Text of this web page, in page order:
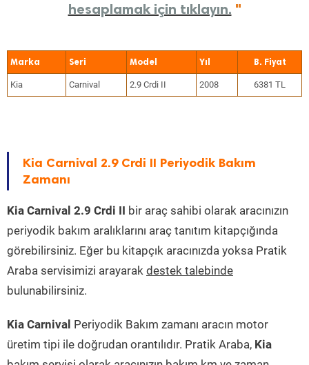
hesaplamak için tıklayın. "
Marka Seri Model Yıl
Kia Carnival 2.9 Crdi II 2008 6381 TL
Kia Carnival 2.9 Crdi II Periyodik Bakım
Zamanı
Kia Carnival 2.9 Crdi II bir araç sahibi olarak aracınızın
periyodik bakım aralıklarını araç tanıtım kitapçığında
görebilirsiniz. Eğer bu kitapçık aracınızda yoksa Pratik
Araba servisimizi arayarak destek talebinde
bulunabilirsiniz.
Kia Carnival Periyodik Bakım zamanı aracın motor
üretim tipi ile doğrudan orantılıdır. Pratik Araba, Kia